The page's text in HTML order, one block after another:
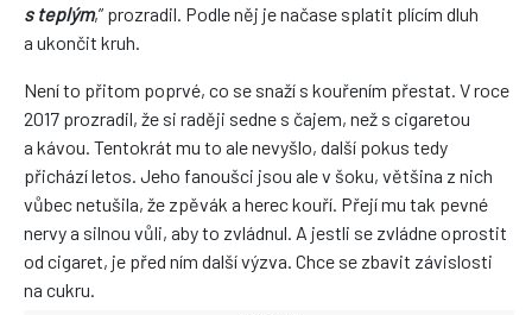
s teplým,” prozradil. Podle něj je načase splatit plícím dluh
a ukončit kruh.
Není to přitom poprvé, co se snaží s kouřením přestat. V roce
2017 prozradil, že si raději sedne s čajem, než s cigaretou
a kávou. Tentokrát mu to ale nevyšlo, další pokus tedy
přichází letos. Jeho fanoušci jsou ale v šoku, většina z nich
vůbec netušila, že zpěvák a herec kouří. Přejí mu tak pevné
nervy a silnou vůli, aby to zvládnul. A jestli se zvládne oprostit
od cigaret, je před ním další výzva. Chce se zbavit závislosti
na cukru.